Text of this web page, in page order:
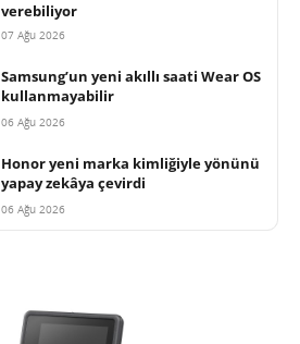
verebiliyor
07 Ağu 2026
Samsung’un yeni akıllı saati Wear OS
kullanmayabilir
06 Ağu 2026
Honor yeni marka kimliğiyle yönünü
yapay zekâya çevirdi
06 Ağu 2026